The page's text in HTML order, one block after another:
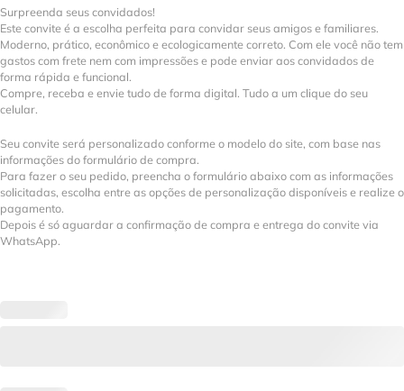
Surpreenda seus convidados!
Este convite é a escolha perfeita para convidar seus amigos e familiares.
Moderno, prático, econômico e ecologicamente correto. Com ele você não tem
gastos com frete nem com impressões e pode enviar aos convidados de
forma rápida e funcional.
Compre, receba e envie tudo de forma digital. Tudo a um clique do seu
celular.
Seu convite será personalizado conforme o modelo do site, com base nas
informações do formulário de compra.
Para fazer o seu pedido, preencha o formulário abaixo com as informações
solicitadas, escolha entre as opções de personalização disponíveis e realize o
pagamento.
Depois é só aguardar a confirmação de compra e entrega do convite via
WhatsApp.